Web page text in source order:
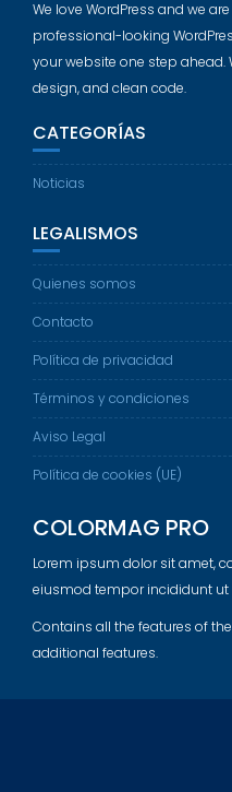
We love WordPress and we
professional-looking
your website one step
design, and clean code.
CATEGORÍAS
Noticias
LEGALISMOS
Quienes somos
Contacto
Política de privacidad
Términos y condiciones
Aviso Legal
Política de cookies (UE)
COLORMAG PRO
Lorem ipsum dolor sit amet,
eiusmod tempor incididunt
Contains all the features of
additional features.